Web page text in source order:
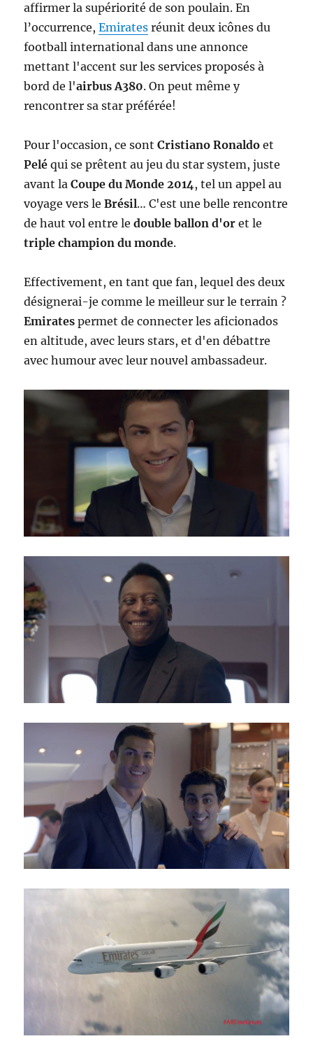
affirmer la supériorité de son poulain. En
l’occurrence,Emirates réunit deux icônes du
football international dans une annonce
mettant l'accent sur les services proposés à
bord de l'airbus A380. On peut même y
rencontrer sa star préférée!
Pour l'occasion, ce sontCristiano Ronaldoet
Peléqui se prêtent au jeu du star system, juste
avant laCoupe du Monde 2014, tel un appel au
voyage vers leBrésil… C'est une belle rencontre
de haut vol entre ledouble ballon d'or et le
triple champion du monde.
Effectivement, en tant que fan, lequel des deux
désignerai-je comme le meilleur sur le terrain ?
Emiratespermet de connecter les aficionados
en altitude, avec leurs stars, et d'en débattre
avec humour avec leur nouvel ambassadeur.